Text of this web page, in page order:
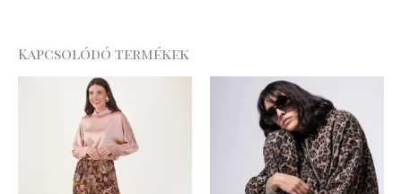
Kapcsolódó termékek
Original
price
was:
62
.990 Ft.
is:
50
.392 Ft.